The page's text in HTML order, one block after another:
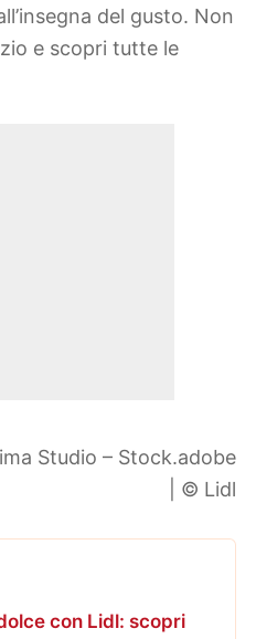
del gusto. Non
e scopri tutte le
Studio – Stock.adobe
| © Lidl
con Lidl: scopri